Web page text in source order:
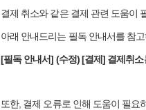
결제 취소와 같은 결제 관련 도움이
아래 안내드리는 필독 안내서를 참
[필독 안내서] (수정) [결제] 결제취
또한, 결제 오류로 인해 도움이 필요